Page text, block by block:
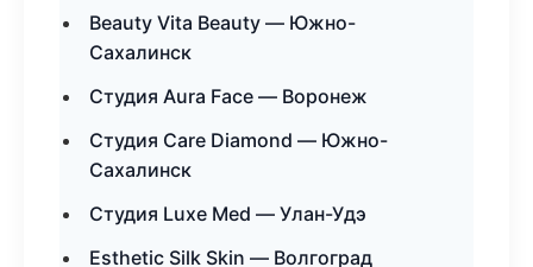
Beauty Vita Beauty — Южно-
Сахалинск
Студия Aura Face — Воронеж
Студия Care Diamond — Южно-
Сахалинск
Студия Luxe Med — Улан-Удэ
Esthetic Silk Skin — Волгоград